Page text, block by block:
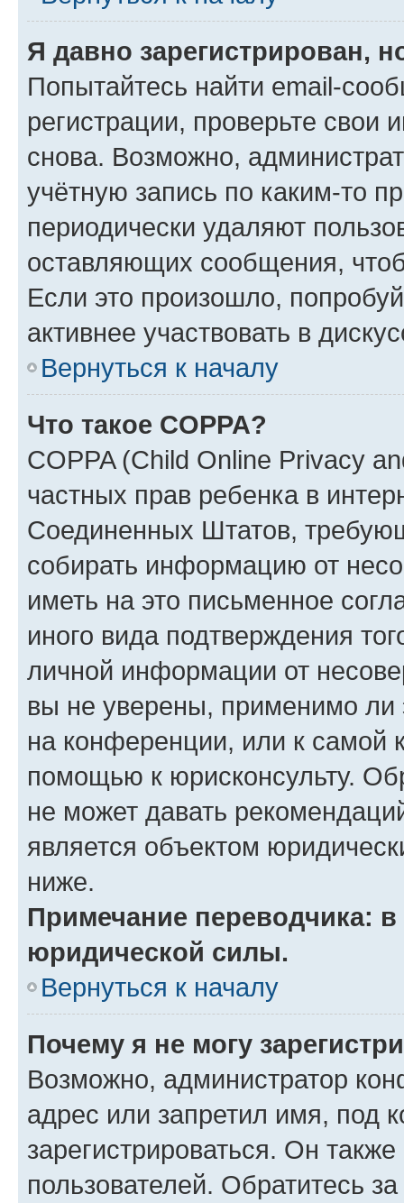
Я давно зарегистрирован,
Попытайтесь найти email-
регистрации, проверьте свои
снова. Возможно,
учётную запись по каким-то
периодически удаляют
оставляющих сообщения,
Если это произошло,
активнее участвовать в
Вернуться к началу
Что такое COPPA?
COPPA (Child Online Privacy
частных прав ребенка в
Соединенных Штатов,
собирать информацию от
иметь на это письменное
иного вида подтверждения
личной информации от
вы не уверены, применимо ли
на конференции, или к самой
помощью к юрисконсульту.
не может давать
является объектом
ниже.
Примечание переводчика:
юридической силы.
Вернуться к началу
Почему я не могу
Возможно, администратор
адрес или запретил имя, под
зарегистрироваться. Он
пользователей. Обратитесь